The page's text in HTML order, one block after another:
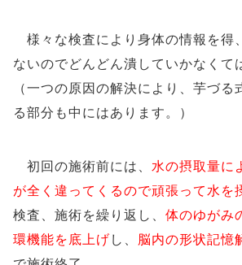
様々な検査により身体の情報を得
ないのでどんどん潰していかなくて
（一つの原因の解決により、芋づる
る部分も中にはあります。）
初回の施術前には、 水の摂取量に
が全く違ってくるので頑張って水を
検査、施術を繰り返し、 体のゆがみ
環機能を底上げ し、 脳内の形状記憶